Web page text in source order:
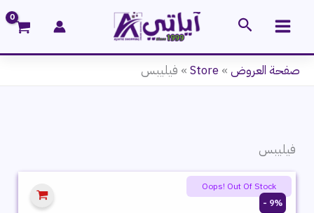
البحث
صفحة العروض »
Store
» فيليبس
فيليبس
9% -
Oops! Out Of Stock